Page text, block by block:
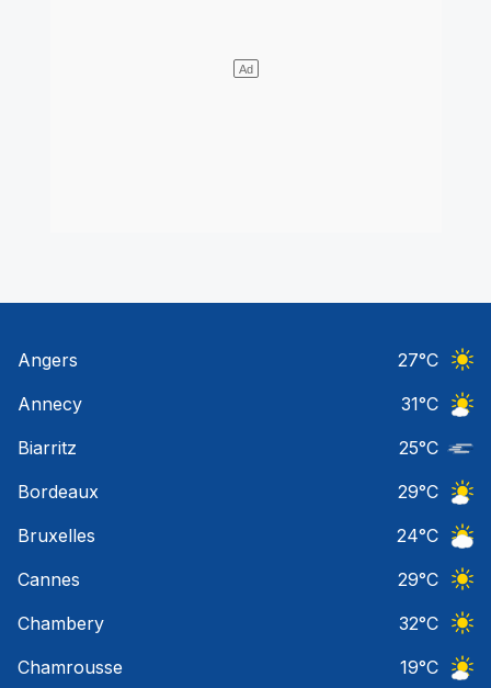
Angers 27°C
Annecy
31°C
Biarritz
25°C
Bordeaux
29°C
Bruxelles
24°C
Cannes
29°C
Chambery
32°C
Chamrousse
19°C